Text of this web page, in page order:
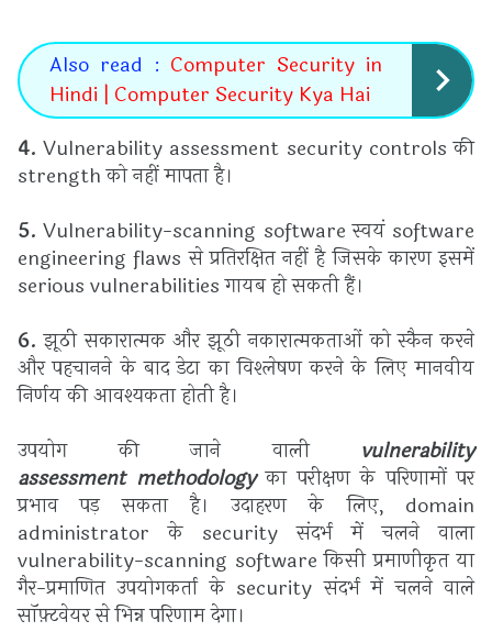
Also read : Computer Security in
Hindi | Computer Security Kya Hai
4. Vulnerability assessment security controls की
strength को नहीं मापता है।
5.Vulnerability-scanning software स्वयं software
engineering flaws से प्रतिरक्षित नहीं है जिसके कारण इसमें
serious vulnerabilities गायब हो सकती हैं।
6. झूठी सकारात्मक और झूठी नकारात्मकताओं को स्कैन करने
और पहचानने के बाद डेटा का विश्लेषण करने के लिए मानवीय
निर्णय की आवश्यकता होती है।
उपयोग की जाने वाली vulnerability
assessment methodologyका परीक्षण के परिणामों पर
प्रभाव पड़ सकता है। उदाहरण के लिए, domain
administrator के security संदर्भ में चलने वाला
vulnerability-scanning software किसी प्रमाणीकृत या
गैर-प्रमाणित उपयोगकर्ता के security संदर्भ में चलने वाले
सॉफ़्टवेयर से भिन्न परिणाम देगा।